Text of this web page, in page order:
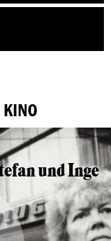
und Inge